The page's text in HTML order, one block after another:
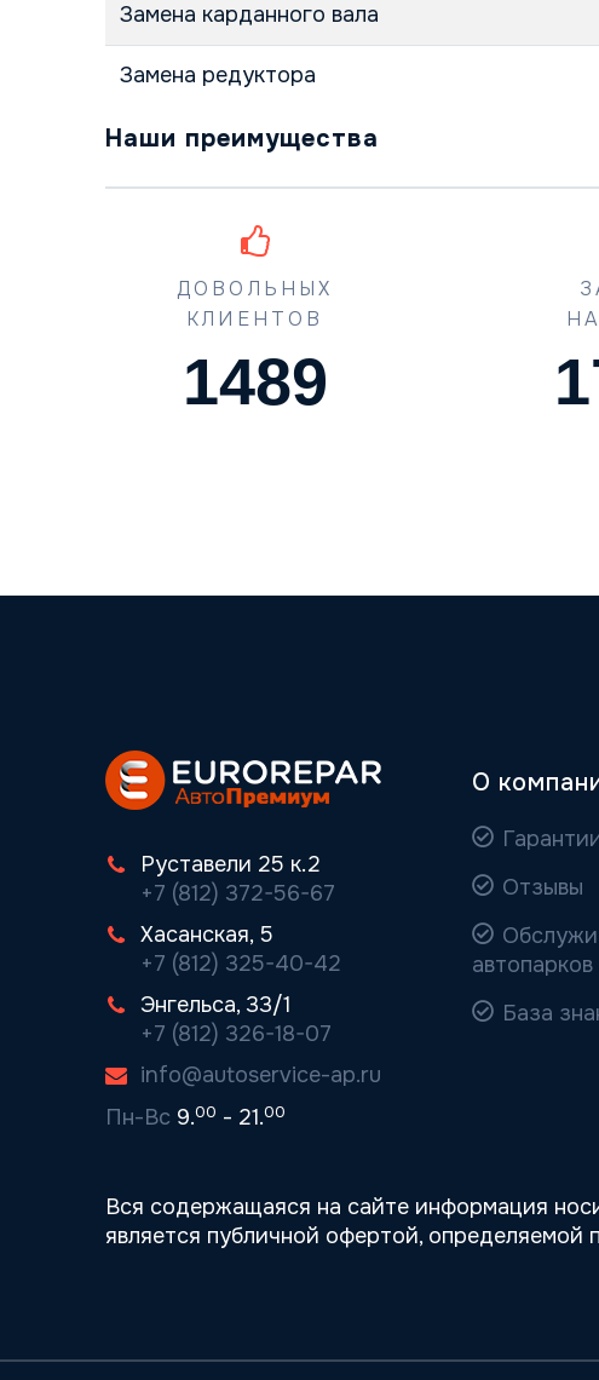
Замена карданного вала
Замена редуктора
Наши преимущества
ДОВОЛЬНЫХ
КЛИЕНТОВ
1489
Руставели 25 к.2
+7 (812) 372-56-67
Хасанская, 5
+7 (812) 325-40-42
Энгельса, 33/1
+7 (812) 326-18-07
info@autoservice-ap.ru
Пн-Вс 9.00 - 21.00
О
Отзывы
автопарков
База
Вся содержащаяся на сайте информация
является публичной офертой,